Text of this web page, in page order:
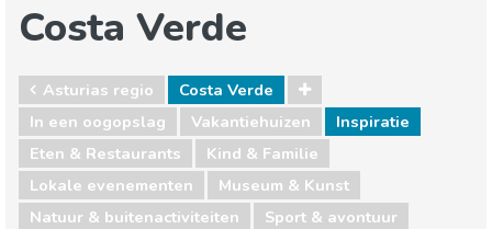
Costa Verde
Asturias regio
Costa Verde
In een oogopslag
Vakantiehuizen
Inspiratie
Eten & Restaurants
Kind & Familie
Lokale evenementen
Museum & Kunst
Natuur & buitenactiviteiten
Sport & avontuur